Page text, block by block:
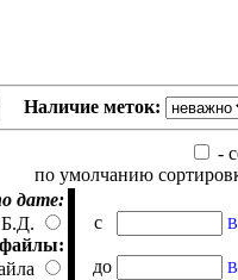
Наличие меток:
-
по умолчанию
дате:
Б.Д.
с
до